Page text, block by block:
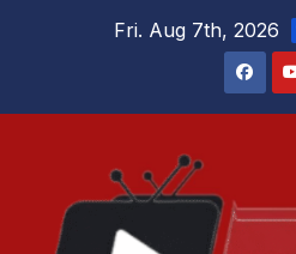
Fri. Aug 7th, 2026